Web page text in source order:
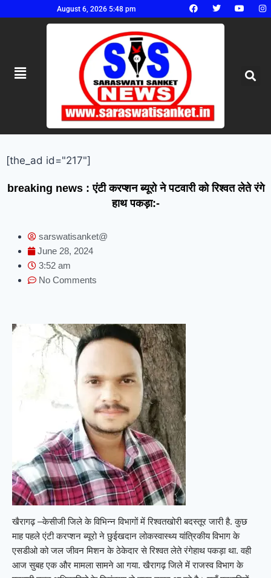
August 6, 2026 5:48 pm
[the_ad id="217"]
breaking news : एंटी करप्शन ब्यूरो ने पटवारी को रिश्वत लेते रंगे
हाथ पकड़ा:-
sarswatisanket@
June 28, 2024
3:52 am
No Comments
खैरागढ़ –केसीजी जिले के विभिन्न विभागों में रिश्वतखोरी बदस्तूर जारी है. कुछ
माह पहले एंटी करप्शन ब्यूरो ने छुईखदान लोकस्वास्थ्य यांत्रिकीय विभाग के
एसडीओ को जल जीवन मिशन के ठेकेदार से रिश्वत लेते रंगेहाथ पकड़ा था. वही
आज सुबह एक और मामला सामने आ गया. खैरागढ़ जिले में राजस्व विभाग के